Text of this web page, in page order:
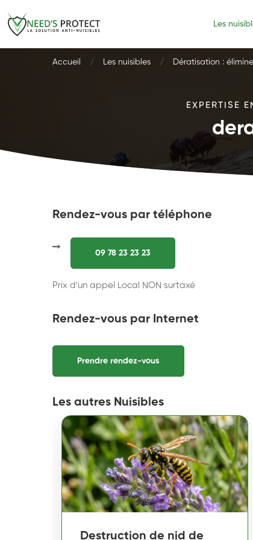
Les
Accueil Les nuisibles Dératisation :
EXPERTISE
Rendez-vous par téléphone
09 78 23 23 23
Prix d'un appel Local NON surtaxé
Rendez-vous par Internet
Prendre rendez-vous
Les autres Nuisibles
Destruction de nid de